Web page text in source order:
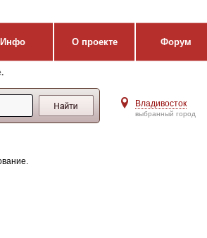
Инфо О проекте Форум
Владивосток
выбранный город